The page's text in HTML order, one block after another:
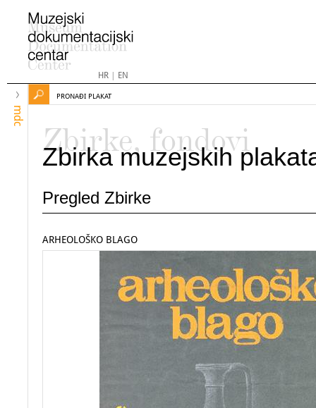
HR| EN
mdc
PRONAĐI PLAKAT
Zbirke, fondovi
Zbirka muzejskih
Pregled Zbirke
ARHEOLOŠKO BLAGO